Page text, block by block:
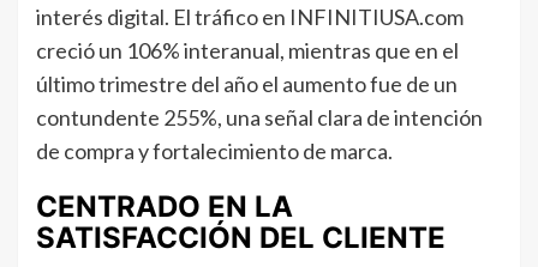
interés digital. El tráfico en INFINITIUSA.com
creció un 106% interanual, mientras que en el
último trimestre del año el aumento fue de un
contundente 255%, una señal clara de intención
de compra y fortalecimiento de marca.
CENTRADO EN LA
SATISFACCIÓN DEL CLIENTE